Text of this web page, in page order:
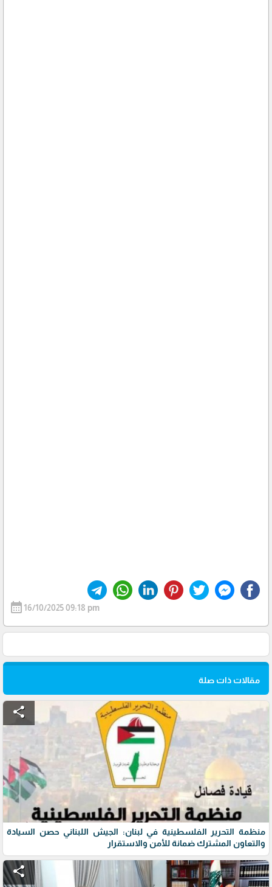
calendar_month 16/10/2025 09:18 pm
مقالات ذات صلة
share
منظمة التحرير الفلسطينية في لبنان: الجيش اللبناني حصن السيادة
والتعاون المشترك ضمانة للأمن والاستقرار
share